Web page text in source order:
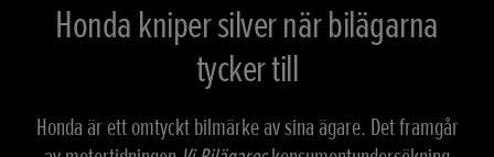
Honda kniper silver när bilägarna
tycker till
Honda är ett omtyckt bilmärke av sina ägare. Det framgår